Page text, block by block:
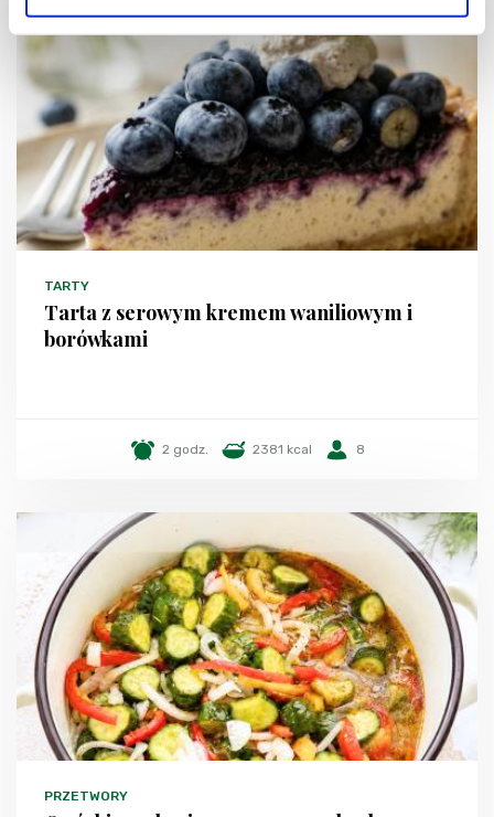
TARTY
Tarta z serowym kremem waniliowym i
borówkami
2 godz. 2381 kcal 8
PRZETWORY